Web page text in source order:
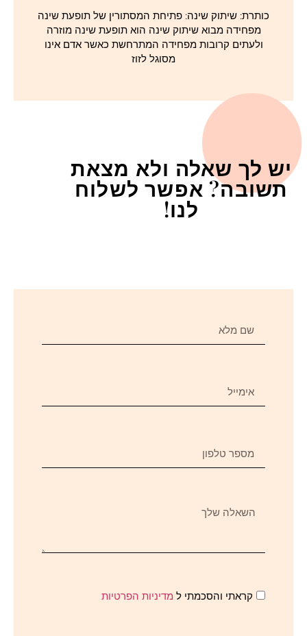
כותרת: שיתוק שינה: פתיחת המסתורין של תופעת שינה
מפחידה מבוא שיתוק שינה הוא תופעת שינה מוזרה
ולעתים קרובות מפחידה המתרחשת כאשר אדם אינו
מסוגל לזוז
יש לך שאלה ולא מצאת
תשובה? אפשר לשלוח
לנו!
קראתי והסכמתי ל מדיניות הפרטיות